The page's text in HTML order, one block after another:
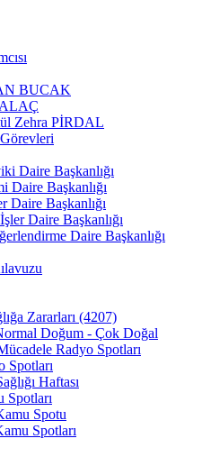
BUCAK
Zehra PİRDAL
Daire Başkanlığı
Daire Başkanlığı
Daire Başkanlığı
Daire Başkanlığı
Daire Başkanlığı
Zararları (4207)
Doğum - Çok Doğal
Radyo Spotları
Spotları
Haftası
Spotları
Spotu
Spotları